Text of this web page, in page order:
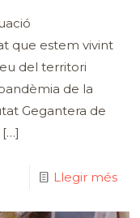
que estem vivint
del territori
de la
Gegantera de
[…]
Llegir més